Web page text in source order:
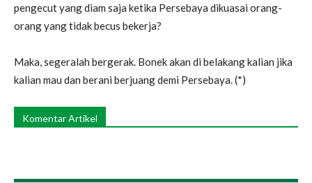
pengecut yang diam saja ketika Persebaya dikuasai orang-
orang yang tidak becus bekerja?
Maka, segeralah bergerak. Bonek akan di belakang kalian jika
kalian mau dan berani berjuang demi Persebaya. (*)
Komentar Artikel